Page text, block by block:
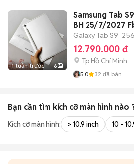
1 tuần trước 6
Samsung Tab
BH 25/7/2027
Galaxy Tab S9
12.790.000 đ
Tp Hồ Chí Minh
5.0 32 đã bán
Bạn cần tìm kích cỡ màn hình nào
Kích cỡ màn hình: > 10.9 inch 10 -